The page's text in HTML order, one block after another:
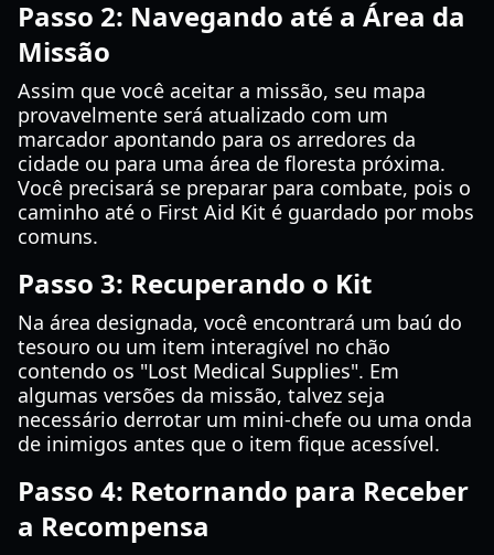
Passo 2: Navegando até a Área da
Missão
Assim que você aceitar a missão, seu mapa
provavelmente será atualizado com um
marcador apontando para os arredores da
cidade ou para uma área de floresta próxima.
Você precisará se preparar para combate, pois o
caminho até o First Aid Kit é guardado por mobs
comuns.
Passo 3: Recuperando o Kit
Na área designada, você encontrará um baú do
tesouro ou um item interagível no chão
contendo os "Lost Medical Supplies". Em
algumas versões da missão, talvez seja
necessário derrotar um mini-chefe ou uma onda
de inimigos antes que o item fique acessível.
Passo 4: Retornando para Receber
a Recompensa